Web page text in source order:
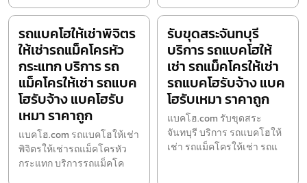
รถแบคโฮให้เช่าพิจิตร
ให้เช่ารถแม็คโครหัว
กระแทก บริการ รถ
แม็คโครให้เช่า รถแบค
โฮรับจ้าง แบคโฮรับ
เหมา ราคาถูก
แบคโฮ.com รถแบคโฮให้เช่า
พิจิตรให้เช่ารถแม็คโครหัว
กระแทก บริการรถแม็คโค
รับขุดสระจันทบุรี
บริการ รถแบคโฮให้
เช่า รถแม็คโครให้เช่า
รถแบคโฮรับจ้าง แบค
โฮรับเหมา ราคาถูก
แบคโฮ.com รับขุดสระ
จันทบุรี บริการ รถแบคโฮให้
เช่า รถแม็คโครให้เช่า รถแ